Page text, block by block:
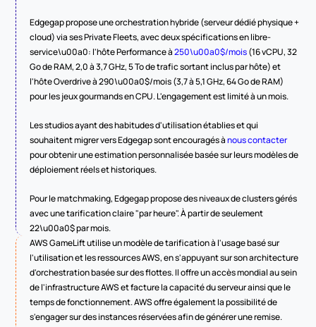
Edgegap propose une orchestration hybride (serveur dédié physique +
cloud) via ses Private Fleets, avec deux spécifications en libre-
service\u00a0: l'hôte Performance à 250\u00a0$/mois (16 vCPU, 32
Go de RAM, 2,0 à 3,7 GHz, 5 To de trafic sortant inclus par hôte) et
l'hôte Overdrive à 290\u00a0$/mois (3,7 à 5,1 GHz, 64 Go de RAM)
pour les jeux gourmands en CPU. L'engagement est limité à un mois.
Les studios ayant des habitudes d'utilisation établies et qui
souhaitent migrer vers Edgegap sont encouragés à nous contacter
pour obtenir une estimation personnalisée basée sur leurs modèles de
déploiement réels et historiques.
Pour le matchmaking, Edgegap propose des niveaux de clusters gérés
avec une tarification claire "par heure". À partir de seulement
22\u00a0$ par mois.
AWS GameLift utilise un modèle de tarification à l'usage basé sur
l'utilisation et les ressources AWS, en s'appuyant sur son architecture
d'orchestration basée sur des flottes. Il offre un accès mondial au sein
de l'infrastructure AWS et facture la capacité du serveur ainsi que le
temps de fonctionnement. AWS offre également la possibilité de
s'engager sur des instances réservées afin de générer une remise.